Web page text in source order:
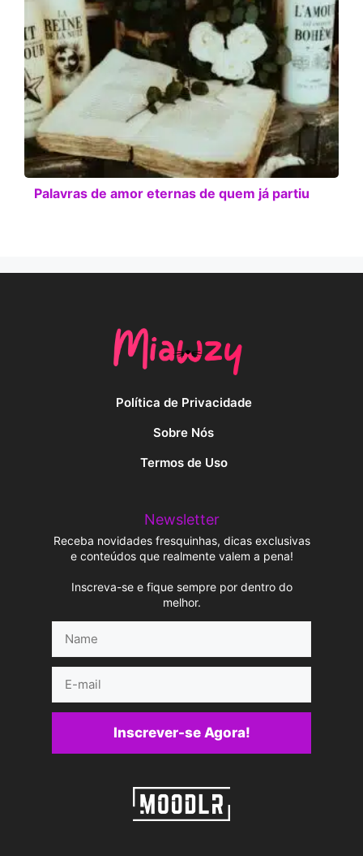
Palavras de amor eternas de quem já partiu
Política de Privacidade
Sobre Nós
Termos de Uso
Newsletter
Receba novidades fresquinhas, dicas exclusivas
e conteúdos que realmente valem a pena!
Inscreva-se e fique sempre por dentro do
melhor.
mail
Inscrever-se Agora!